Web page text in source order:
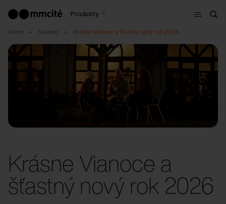
Produkty
Menu
Home Novinky Krásne Vianoce a šťastný nový rok 2026
Krásne Vianoce a
šťastný nový rok 2026